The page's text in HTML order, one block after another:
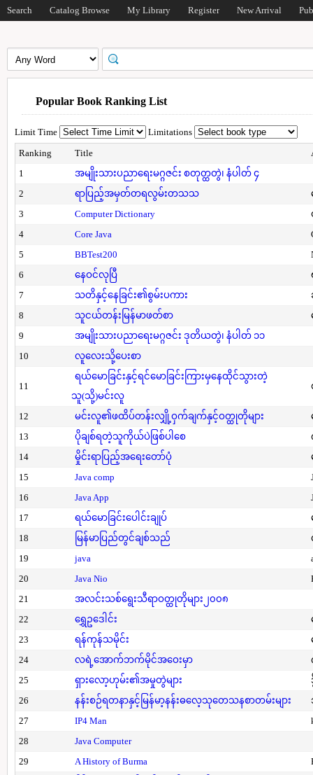
Search Catalog Browse My Library Register New Arrival
Popular Book Ranking List
Limit Time
Limitations
Ranking
Title
1
အမျိုးသားပညာရေးမဂ္ဂဇင်း စတုတ္ထတွဲ၊ နံပါတ် ၄
2
ရာပြည့်အမှတ်တရလွမ်းတသသ
3
Computer Dictionary
4
Core Java
5
BBTest200
6
နေဝင်လုပြီ
7
သတိနှင့်နေခြင်း၏စွမ်းပကား
8
သူငယ်တန်းမြန်မာဖတ်စာ
9
အမျိုးသားပညာရေးမဂ္ဂဇင်း ဒုတိယတွဲ၊ နံပါတ် ၁၁
10
လူလေးသို့ပေးစာ
11
ရယ်မောခြင်းနှင့်ရင်မောခြင်းကြားမှနေထိုင်သွားတဲ့
သူ(သို့)မင်းလူ
12 မင်းလူ၏ဖထိပ်တန်းလျှို့ဝှက်ချက်နှင့်ဝတ္ထုတိုများ
13
ပိုချစ်ရတဲ့သူကိုယ်ပဲဖြစ်ပါစေ
14
မှိုင်းရာပြည့်အရေးတော်ပုံ
15
Java comp
16
Java App
17
ရယ်မောခြင်းပေါင်းချုပ်
18
မြန်မာပြည်တွင်ချစ်သည်
19
java
20
Java Nio
21
အလင်းသစ်ရွေးသီရာဝတ္ထုတိုများ၂၀၀၈
22
ရွှေဥဒေါင်း
23
ရန်ကုန်သမိုင်း
24
လရဲ့အောက်ဘက်မိုင်အဝေးမှာ
25
ရှားလော့ဟုမ်း၏အမှုတွဲများ
26
နန်းစဉ်ရတနာနှင့်မြန်မာ့နန်းဓလေ့သုတေသနစာတမ်းများ
27
IP4 Man
28
Java Computer
29
A History of Burma